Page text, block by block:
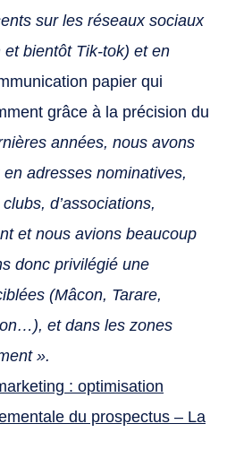
sur les réseaux sociaux
bientôt Tik-tok) et en
papier qui
grâce à la précision du
années, nous avons
adresses nominatives,
d’associations,
et nous avions beaucoup
donc privilégié une
(Mâcon, Tarare,
et dans les zones
».
: optimisation
du prospectus – La